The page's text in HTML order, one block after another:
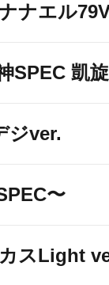
ナエル
SPEC 凱
ジver.
〜
スLight